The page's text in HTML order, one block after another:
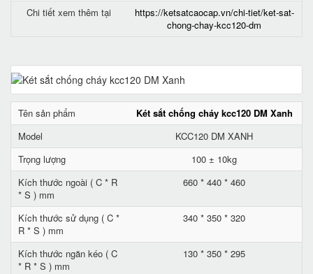
Chi tiết xem thêm tại
https://ketsatcaocap.vn/chi-tiet/ket-sat-
chong-chay-kcc120-dm
Tên sản phẩm
Két sắt chống cháy kcc120 DM Xanh
Model
KCC120 DM XANH
Trọng lượng
100 ± 10kg
Kích thước ngoài ( C * R
* S ) mm
660 * 440 * 460
Kích thước sử dụng ( C *
R * S ) mm
340 * 350 * 320
Kích thước ngăn kéo ( C
* R * S ) mm
130 * 350 * 295